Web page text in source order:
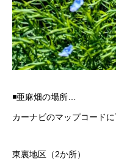
◾️亜麻畑の場所…
カーナビのマップコード
東裏地区（2か所）